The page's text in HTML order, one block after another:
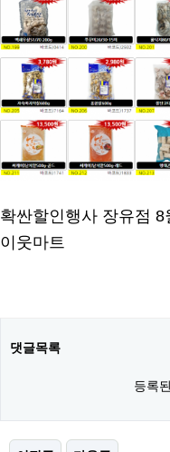
확싼할인행사 장유점
이웃마트
댓글목록
등록